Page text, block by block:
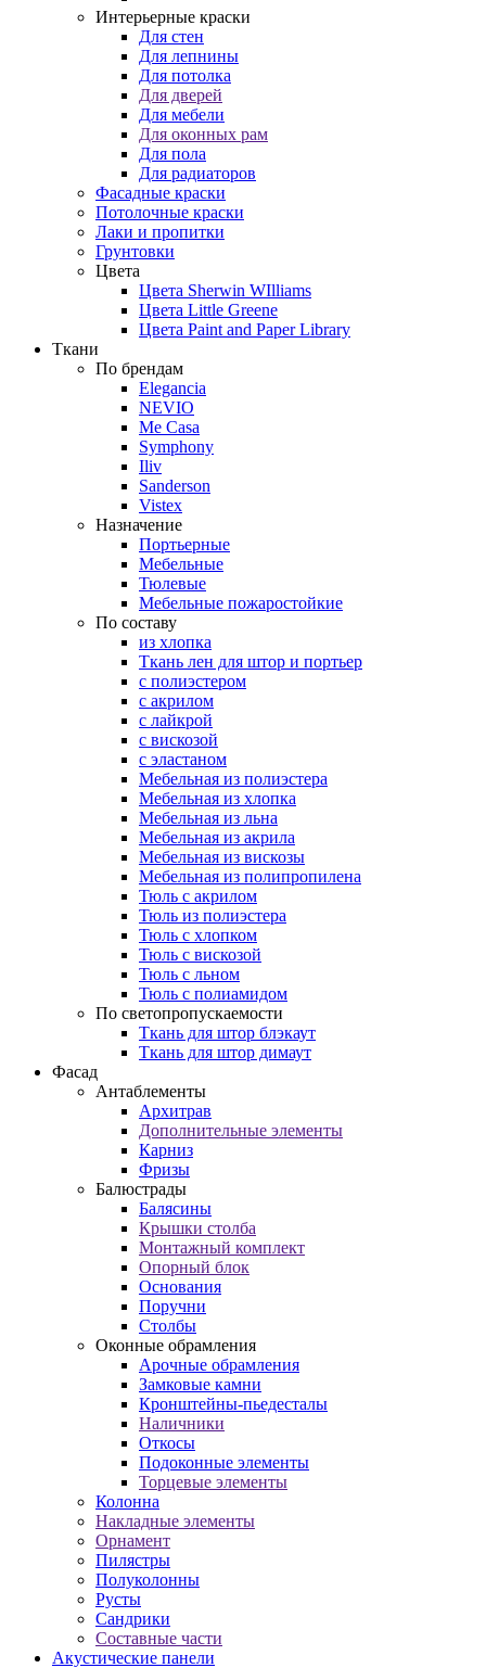
Интерьерные краски
Для стен
Для лепнины
Для потолка
Для дверей
Для мебели
Для оконных рам
Для пола
Для радиаторов
Фасадные краски
Потолочные краски
Лаки и пропитки
Грунтовки
Цвета
Цвета Sherwin WIlliams
Цвета Little Greene
Цвета Paint and Paper Library
Ткани
По брендам
Elegancia
NEVIO
Me Casa
Symphony
Iliv
Sanderson
Vistex
Назначение
Портьерные
Мебельные
Тюлевые
Мебельные пожаростойкие
По составу
из хлопка
Ткань лен для штор и портьер
с полиэстером
с акрилом
с лайкрой
с вискозой
с эластаном
Мебельная из полиэстера
Мебельная из хлопка
Мебельная из льна
Мебельная из акрила
Мебельная из вискозы
Мебельная из полипропилена
Тюль с акрилом
Тюль из полиэстера
Тюль с хлопком
Тюль с вискозой
Тюль с льном
Тюль с полиамидом
По светопропускаемости
Ткань для штор блэкаут
Ткань для штор димаут
Фасад
Антаблементы
Архитрав
Дополнительные элементы
Карниз
Фризы
Балюстрады
Балясины
Крышки столба
Монтажный комплект
Опорный блок
Основания
Поручни
Столбы
Оконные обрамления
Арочные обрамления
Замковые камни
Кронштейны-пьедесталы
Наличники
Откосы
Подоконные элементы
Торцевые элементы
Колонна
Накладные элементы
Орнамент
Пилястры
Полуколонны
Русты
Сандрики
Составные части
Акустические панели